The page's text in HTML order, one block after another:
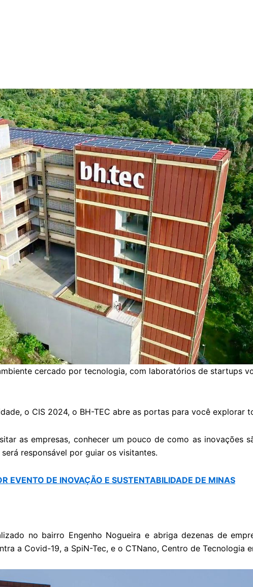
cercado por tecnologia, com laboratórios de startups
o CIS 2024, o BH-TEC abre as portas para você
as empresas, conhecer um pouco de como as inovações
responsável por guiar os visitantes.
EVENTO DE INOVAÇÃO E SUSTENTABILIDADE DE MINAS
no bairro Engenho Nogueira e abriga dezenas de
a Covid-19, a SpiN-Tec, e o CTNano, Centro de Tecnologia